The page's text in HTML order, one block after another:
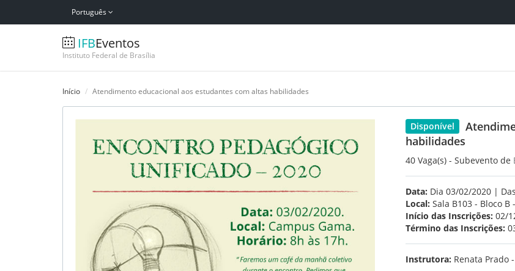
Português
IFBEventos
Instituto Federal de Brasília
Início Atendimento educacional aos estudantes com altas habilidades
Disponível
habilidades
40 Vaga(s) - Subevento de
Data: Dia 03/02/2020 |
Local: Sala B103 - Bloco B
Início das Inscrições: 02/
Término das Inscrições:
Instrutora: Renata Prado